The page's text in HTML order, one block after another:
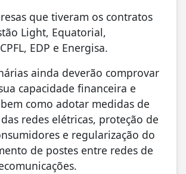
que tiveram os contratos
Light, Equatorial,
EDP e Energisa.
ainda deverão comprovar
capacidade financeira e
como adotar medidas de
redes elétricas, proteção de
e regularização do
de postes entre redes de